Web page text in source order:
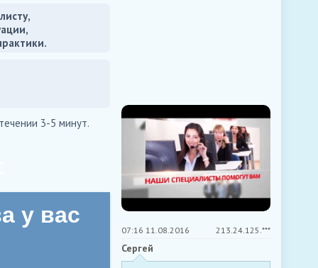
3-5 минут.
07:16 11.08.2016 213.24.125.***
Сергей